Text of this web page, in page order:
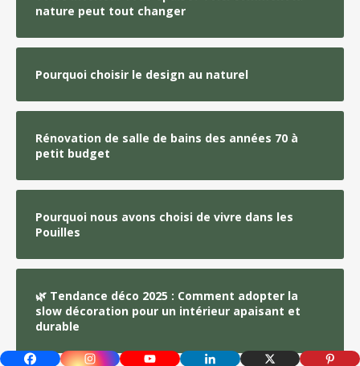
nature peut tout changer
Pourquoi choisir le design au naturel
Rénovation de salle de bains des années 70 à
petit budget
Pourquoi nous avons choisi de vivre dans les
Pouilles
🌿 Tendance déco 2025 : Comment adopter la
slow décoration pour un intérieur apaisant et
durable